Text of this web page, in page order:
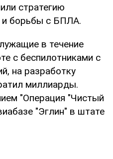
стратегию
и борьбы с БПЛА.
в течение
с беспилотниками с
на разработку
миллиарды.
"Операция "Чистый
"Эглин" в штате